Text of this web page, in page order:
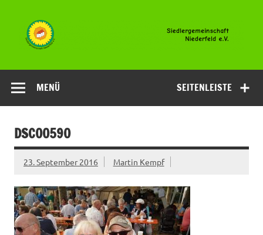
springen
Niederfeld
SEITENLEISTE
MENÜ
DSC00590
23. September 2016 Martin Kempf